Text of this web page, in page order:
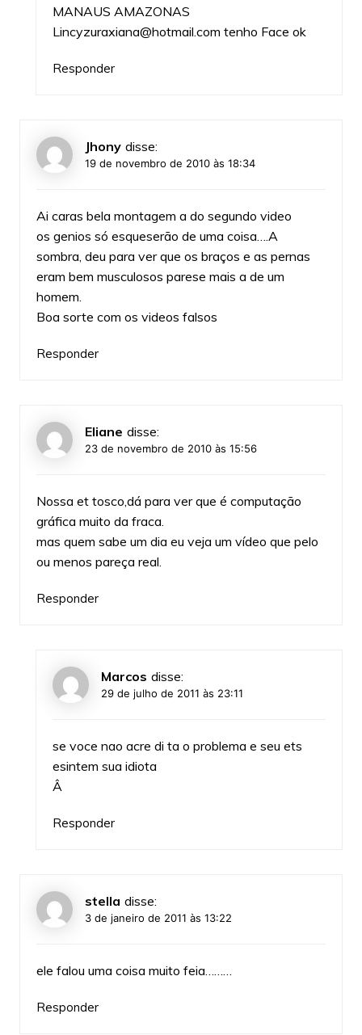
MANAUS AMAZONAS
Lincyzuraxiana@hotmail.com tenho Face ok
Responder
Jhony disse:
19 de novembro de 2010 às 18:34
Ai caras bela montagem a do segundo video
os genios só esqueserão de uma coisa….A
sombra, deu para ver que os braços e as pernas
eram bem musculosos parese mais a de um
homem.
Boa sorte com os videos falsos
Responder
Eliane disse:
23 de novembro de 2010 às 15:56
Nossa et tosco,dá para ver que é computação
gráfica muito da fraca.
mas quem sabe um dia eu veja um vídeo que pelo
ou menos pareça real.
Responder
Marcos disse:
29 de julho de 2011 às 23:11
se voce nao acre di ta o problema e seu ets
esintem sua idiota
Â
Responder
stella disse:
3 de janeiro de 2011 às 13:22
ele falou uma coisa muito feia………
Responder